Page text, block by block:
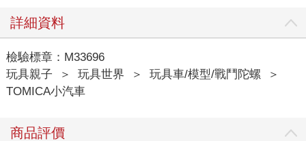
詳細資料
檢驗標章：M33696
玩具親子
＞ 玩具世界 ＞ 玩具車/模型/戰鬥陀螺
＞
TOMICA小汽車
商品評價